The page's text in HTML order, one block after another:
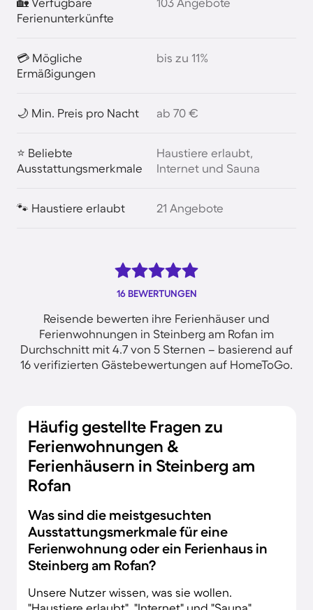
Ferienunterkünfte
💳 Mögliche
Ermäßigungen
bis zu 11%
🌙 Min. Preis pro Nacht ab 70 €
⭐ Beliebte
Ausstattungsmerkmale
Haustiere erlaubt,
Internet und Sauna
🐾 Haustiere erlaubt 21 Angebote
16 BEWERTUNGEN
Reisende bewerten ihre Ferienhäuser und
Ferienwohnungen in Steinberg am Rofan im
Durchschnitt mit 4.7 von 5 Sternen – basierend auf
16 verifizierten Gästebewertungen auf HomeToGo.
Häufig gestellte Fragen zu
Ferienwohnungen &
Ferienhäusern in Steinberg am
Rofan
Was sind die meistgesuchten
Ausstattungsmerkmale für eine
Ferienwohnung oder ein Ferienhaus in
Steinberg am Rofan?
Unsere Nutzer wissen, was sie wollen.